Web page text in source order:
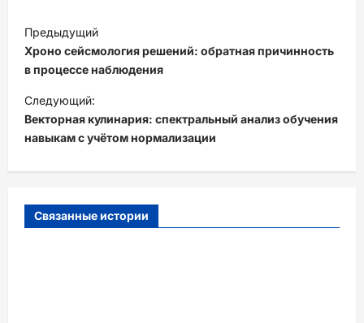
Н
а
в
и
г
а
ц
я
Предыдущий
Хроно сейсмология решений: обратная причинность
в процессе наблюдения
Следующий:
Векторная кулинария: спектральный анализ обучения
навыкам с учётом нормализации
Связанные истории